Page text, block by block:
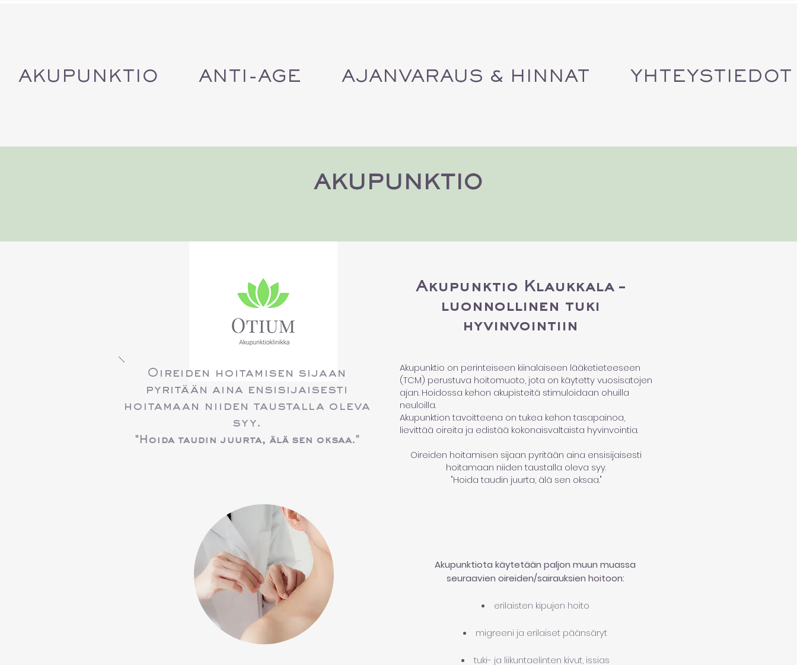
AKUPUNKTIO ANTI-AGE AJANVARAUS & HINNAT YHTEYSTIEDOT
AKUPUNKTIO
Oireiden hoitamisen sijaan
pyritään aina ensisijaisesti
hoitamaan niiden taustalla oleva
syy.
"Hoida taudin juurta, älä sen oksaa."
Akupunktio Klaukkala –
luonnollinen tuki
hyvinvointiin
Akupunktio on perinteiseen kiinalaiseen lääketieteeseen
(TCM) perustuva hoitomuoto, jota on käytetty vuosisatojen
ajan. Hoidossa kehon akupisteitä stimuloidaan ohuilla
neuloilla.
Akupunktion tavoitteena on tukea kehon tasapainoa,
lievittää oireita ja edistää kokonaisvaltaista hyvinvointia.
Oireiden hoitamisen sijaan pyritään aina ensisijaisesti
hoitamaan niiden taustalla oleva syy.
"Hoida taudin juurta, älä sen oksaa."
Akupunktiota käytetään paljon muun muassa
seuraavien oireiden/sairauksien hoitoon:
erilaisten kipujen hoito
migreeni ja erilaiset päänsäryt
tuki- ja liikuntaelinten kivut, issias